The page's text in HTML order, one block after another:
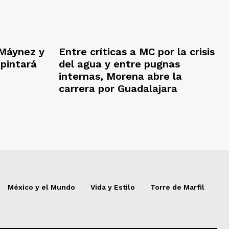
y
Entre críticas a MC por la crisis
del agua y entre pugnas
internas, Morena abre la
carrera por Guadalajara
México y el Mundo Vida y Estilo Torre de Marfil